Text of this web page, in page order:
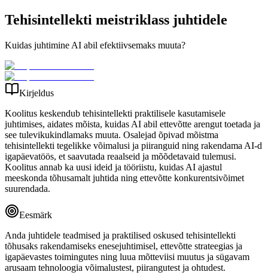
Tehisintellekti meistriklass juhtidele
Kuidas juhtimine AI abil efektiivsemaks muuta?
Kirjeldus
Koolitus keskendub tehisintellekti praktilisele kasutamisele
juhtimises, aidates mõista, kuidas AI abil ettevõtte arengut toetada ja
see tulevikukindlamaks muuta. Osalejad õpivad mõistma
tehisintellekti tegelikke võimalusi ja piiranguid ning rakendama AI-d
igapäevatöös, et saavutada reaalseid ja mõõdetavaid tulemusi.
Koolitus annab ka uusi ideid ja tööriistu, kuidas AI ajastul
meeskonda tõhusamalt juhtida ning ettevõtte konkurentsivõimet
suurendada.
Eesmärk
Anda juhtidele teadmised ja praktilised oskused tehisintellekti
tõhusaks rakendamiseks enesejuhtimisel, ettevõtte strateegias ja
igapäevastes toimingutes ning luua mõtteviisi muutus ja sügavam
arusaam tehnoloogia võimalustest, piirangutest ja ohtudest.